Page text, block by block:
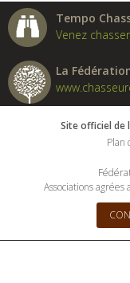
Tempo
Venez
La
Site officiel de
Plan
Associations